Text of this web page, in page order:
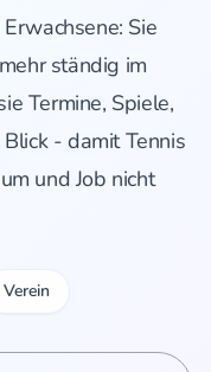
Sie
ständig im
Termine, Spiele,
- damit Tennis
und Job nicht
Verein